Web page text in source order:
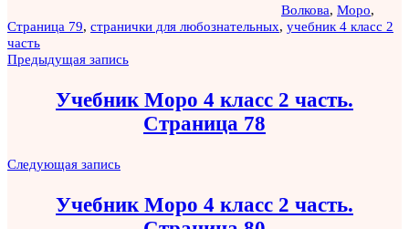
Волкова, Моро,
Страница 79, странички для любознательных, учебник 4 класс 2
часть
Навигация
записям
Предыдущая запись
Учебник Моро 4 класс 2 часть.
Страница 78
Следующая запись
Учебник Моро 4 класс 2 часть.